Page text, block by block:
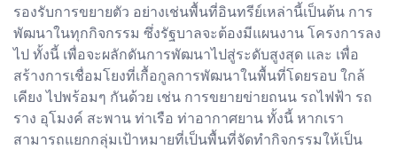
รองรับการขยายตัว อย่างเช่นพื้นที่อินทรีย์เหล่านี้เป็นต้น การ
พัฒนาในทุกกิจกรรม ซึ่งรัฐบาลจะต้องมีแผนงาน โครงการลง
ไป ทั้งนี้ เพื่อจะผลักดันการพัฒนาไปสู่ระดับสูงสุด และ เพื่อ
สร้างการเชื่อมโยงที่เกื้อกูลการพัฒนาในพื้นที่โดยรอบ ใกล้
เคียง ไปพร้อมๆ กันด้วย เช่น การขยายข่ายถนน รถไฟฟ้า รถ
ราง อุโมงค์ สะพาน ท่าเรือ ท่าอากาศยาน ทั้งนี้ หากเรา
สามารถแยกกลุ่มเป้าหมายที่เป็นพื้นที่จัดทำกิจกรรมให้เป็น